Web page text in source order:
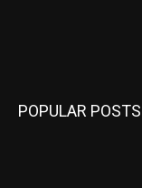
POPULAR POSTS